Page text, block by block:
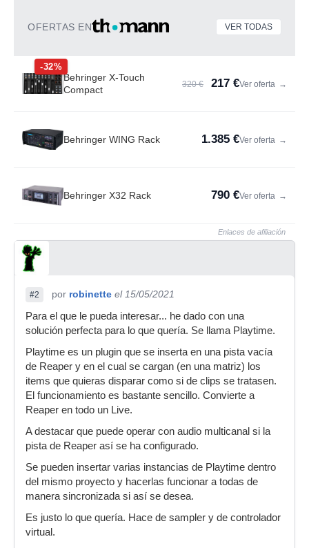
OFERTAS EN VER TODAS
-32%
Behringer X-Touch
Compact
320 € 217 €Ver oferta →
Behringer WING Rack 1.385 €Ver oferta →
Behringer X32 Rack 790 €Ver oferta →
Enlaces de afiliación
#2 por robinette el 15/05/2021
Para el que le pueda interesar... he dado con una
solución perfecta para lo que quería. Se llama Playtime.
Playtime es un plugin que se inserta en una pista vacía
de Reaper y en el cual se cargan (en una matriz) los
items que quieras disparar como si de clips se tratasen.
El funcionamiento es bastante sencillo. Convierte a
Reaper en todo un Live.
A destacar que puede operar con audio multicanal si la
pista de Reaper así se ha configurado.
Se pueden insertar varias instancias de Playtime dentro
del mismo proyecto y hacerlas funcionar a todas de
manera sincronizada si así se desea.
Es justo lo que quería. Hace de sampler y de controlador
virtual.